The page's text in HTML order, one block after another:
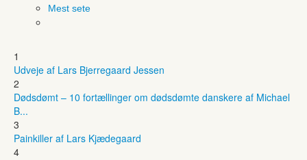
Mest sete
1
Udveje af Lars Bjerregaard Jessen
2
Dødsdømt – 10 fortællinger om dødsdømte danskere af Michael
B...
3
Painkiller af Lars Kjædegaard
4